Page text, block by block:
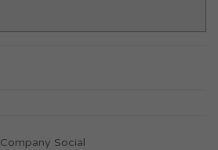
Company Social